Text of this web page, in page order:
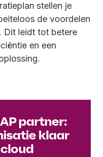
stellen je
de voordelen
Dit leidt tot betere
en een
partner:
klaar